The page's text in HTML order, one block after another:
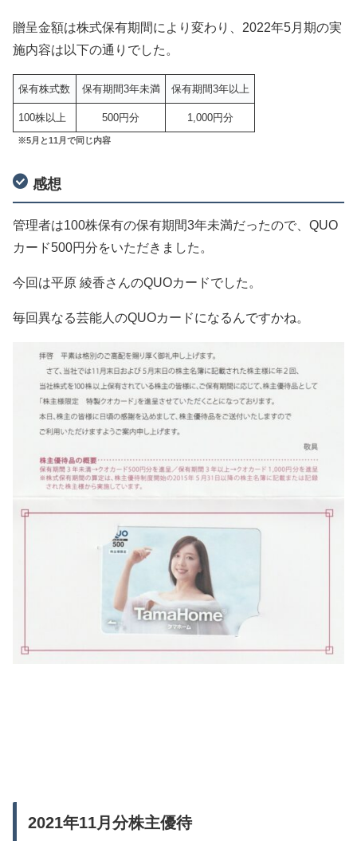
贈呈金額は株式保有期間により変わり、2022年5月期の実
施内容は以下の通りでした。
保有株式数 保有期間3年未満 保有期間3年以上
100株以上 500円分 1,000円分
※5月と11月で同じ内容
感想
管理者は100株保有の保有期間3年未満だったので、QUO
カード500円分をいただきました。
今回は平原 綾香さんのQUOカードでした。
毎回異なる芸能人のQUOカードになるんですかね。
2021年11月分株主優待